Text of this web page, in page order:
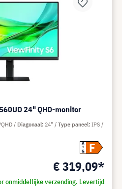
24" QHD-monitor
A
G
F
€ 319,09*
onmiddellijke verzending. Levertijd
Diagonaal 24" Type paneel IPS